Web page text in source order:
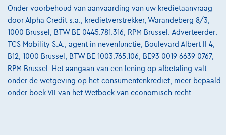
maandaflossing van€18.514,81
Ontdek het volledige cijfervoorbeeld
2390 Westmalle, Auto Elektro Peeters
Bekijk wagen
Onder voorbehoud van aanvaarding van uw kredietaanvraag
door Alpha Credit s.a., kredietverstrekker, Warandeberg 8/3,
1000 Brussel, BTW BE 0445.781.316, RPM Brussel. Adverteerder:
TCS Mobility S.A., agent in nevenfunctie, Boulevard Albert II 4,
B12, 1000 Brussel, BTW BE 1003.765.106, BE93 0019 6639 0767,
RPM Brussel. Het aangaan van een lening op afbetaling valt
onder de wetgeving op het consumentenkrediet, meer bepaald
onder boek VII van het Wetboek van economisch recht.